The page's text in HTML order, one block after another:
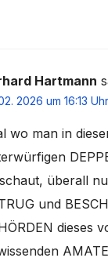
Hartmann
2026 um 16:13 Uhr
wo man in
überall
und
dieses